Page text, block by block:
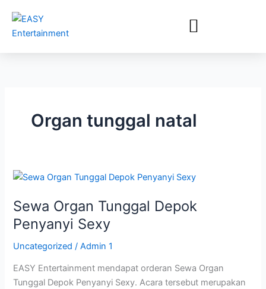
konten
Organ tunggal natal
Sewa Organ Tunggal Depok
Penyanyi Sexy
Uncategorized /Admin 1
EASY Entertainment mendapat orderan Sewa Organ
Tunggal Depok Penyanyi Sexy. Acara tersebut merupakan
Sewa
Tunggal
Depok
Penyanyi
Sexy